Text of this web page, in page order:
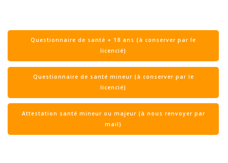
Questionnaire de santé + 18 ans (à conserver par le
licencié)
Questionnaire de santé mineur (à conserver par le
licencié)
Attestation santé mineur ou majeur (à nous renvoyer par
mail)